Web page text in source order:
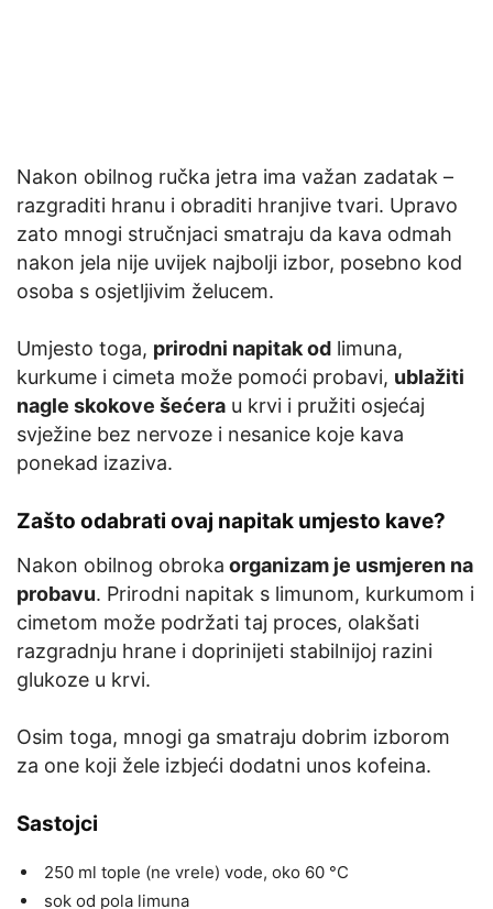
Nakon obilnog ručka jetra ima važan zadatak –
razgraditi hranu i obraditi hranjive tvari. Upravo
zato mnogi stručnjaci smatraju da kava odmah
nakon jela nije uvijek najbolji izbor, posebno kod
osoba s osjetljivim želucem.
Umjesto toga, prirodni napitak od limuna,
kurkume i cimeta može pomoći probavi, ublažiti
nagle skokove šećera u krvi i pružiti osjećaj
svježine bez nervoze i nesanice koje kava
ponekad izaziva.
Zašto odabrati ovaj napitak umjesto kave?
Nakon obilnog obroka organizam je usmjeren na
probavu. Prirodni napitak s limunom, kurkumom i
cimetom može podržati taj proces, olakšati
razgradnju hrane i doprinijeti stabilnijoj razini
glukoze u krvi.
Osim toga, mnogi ga smatraju dobrim izborom
za one koji žele izbjeći dodatni unos kofeina.
Sastojci
250 ml tople (ne vrele) vode, oko 60 °C
sok od pola limuna